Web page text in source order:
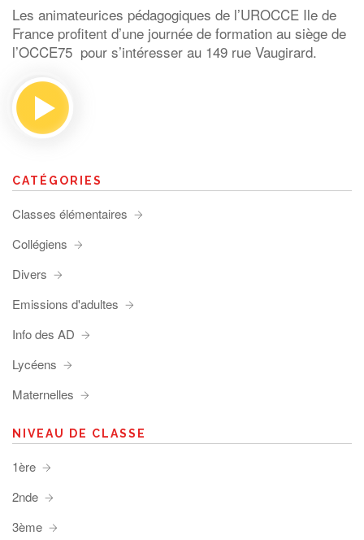
Les animateurices pédagogiques de l’UROCCE Ile de
France profitent d’une journée de formation au siège de
l’OCCE75 pour s’intéresser au 149 rue Vaugirard.
CATÉGORIES
Classes élémentaires
Collégiens
Divers
Emissions d'adultes
Info des AD
Lycéens
Maternelles
NIVEAU DE CLASSE
1ère
2nde
3ème